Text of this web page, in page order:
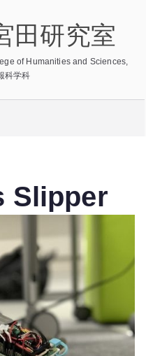
田研究室
of Humanities and Sciences,
科学科
Slipper